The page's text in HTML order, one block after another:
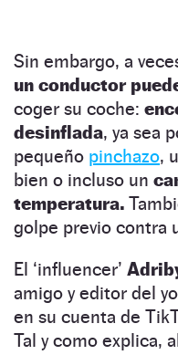
Sin embargo, a
un conductor
coger su coche:
desinflada, ya sea
pequeño pinchazo,
bien o incluso un
temperatura.
golpe previo contra
El ‘influencer’
amigo y editor del
en su cuenta de
Tal y como explica,